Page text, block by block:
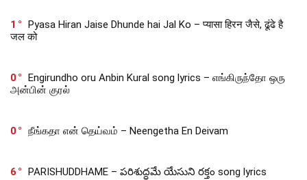
1
Pyasa Hiran Jaise Dhunde hai Jal Ko – प्यासा हिरन जैसे, ढूंढे है
जल को
0
Engirundho oru Anbin Kural song lyrics – எங்கிருந்தோ ஒரு
அன்பின் குரல்
0 நீங்கதா என் தெய்வம் – Neengetha En Deivam
6 PARISHUDDHAME – పరిశుద్ధమే యేసుని రక్తం song lyrics